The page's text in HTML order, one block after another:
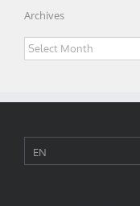
Archives
Archives
EN